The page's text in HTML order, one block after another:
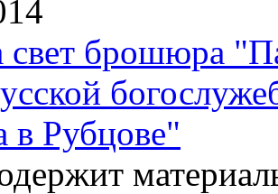
свет брошюра
в Рубцове"